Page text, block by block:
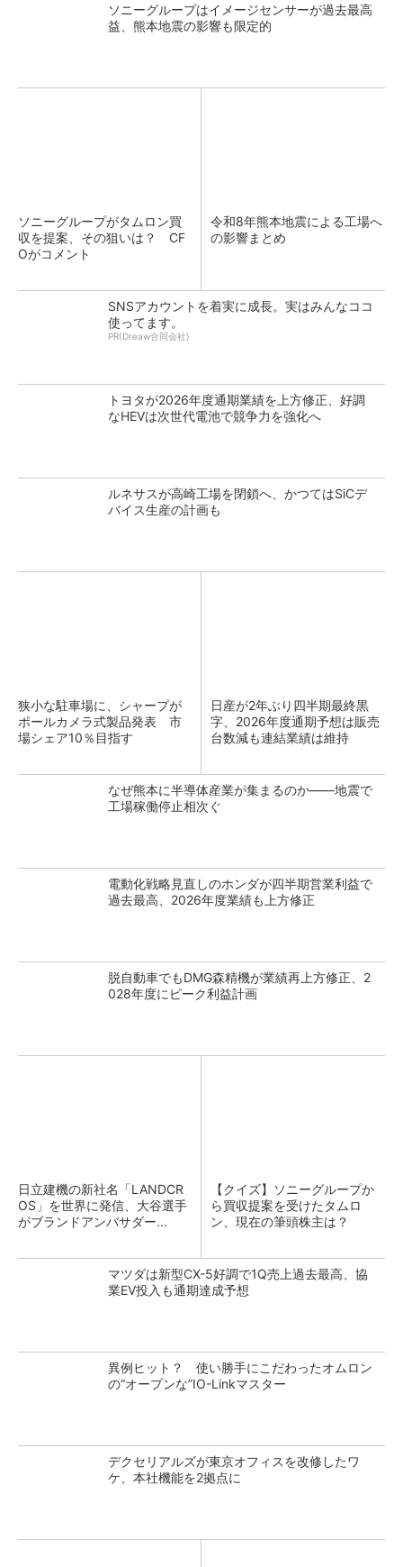
ソニーグループはイメージセンサーが過去最高
益、熊本地震の影響も限定的
ソニーグループがタムロン買
収を提案、その狙いは？ CF
Oがコメント
令和8年熊本地震による工場へ
の影響まとめ
SNSアカウントを着実に成長。実はみんなココ
使ってます。
PR(Dreaw合同会社)
トヨタが2026年度通期業績を上方修正、好調
なHEVは次世代電池で競争力を強化へ
ルネサスが高崎工場を閉鎖へ、かつてはSiCデ
バイス生産の計画も
狭小な駐車場に、シャープが
ポールカメラ式製品発表 市
場シェア10％目指す
日産が2年ぶり四半期最終黒
字、2026年度通期予想は販売
台数減も連結業績は維持
なぜ熊本に半導体産業が集まるのか――地震で
工場稼働停止相次ぐ
電動化戦略見直しのホンダが四半期営業利益で
過去最高、2026年度業績も上方修正
脱自動車でもDMG森精機が業績再上方修正、2
028年度にピーク利益計画
日立建機の新社名「LANDCR
OS」を世界に発信、大谷選手
がブランドアンバサダー...
【クイズ】ソニーグループか
ら買収提案を受けたタムロ
ン、現在の筆頭株主は？
マツダは新型CX-5好調で1Q売上過去最高、協
業EV投入も通期達成予想
異例ヒット？ 使い勝手にこだわったオムロン
の“オープンな”IO-Linkマスター
デクセリアルズが東京オフィスを改修したワ
ケ、本社機能を2拠点に